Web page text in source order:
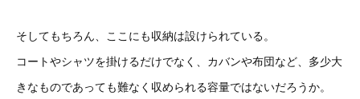
そしてもちろん、ここにも収納は設けられている。
コートやシャツを掛けるだけでなく、カバンや布団など、多少大
きなものであっても難なく収められる容量ではないだろうか。